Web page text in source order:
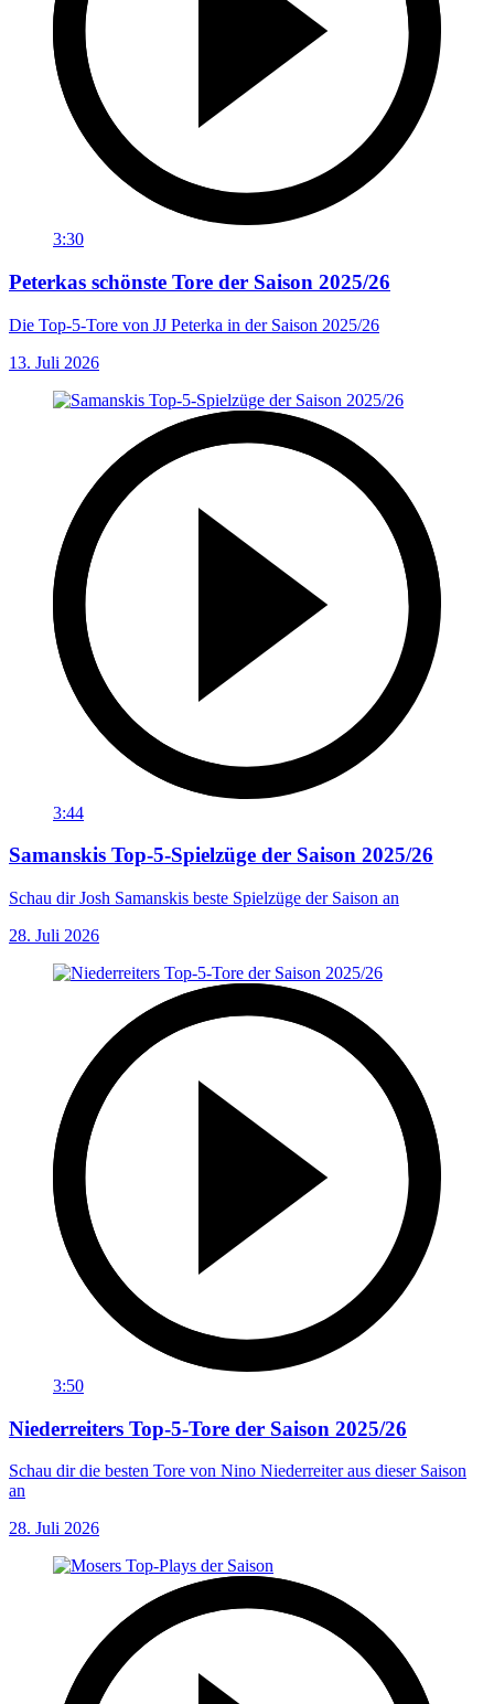
3:30
Peterkas schönste Tore der Saison 2025/26
Die Top-5-Tore von JJ Peterka in der Saison 2025/26
13. Juli 2026
3:44
Samanskis Top-5-Spielzüge der Saison 2025/26
Schau dir Josh Samanskis beste Spielzüge der Saison an
28. Juli 2026
3:50
Niederreiters Top-5-Tore der Saison 2025/26
Schau dir die besten Tore von Nino Niederreiter aus dieser Saison
an
28. Juli 2026